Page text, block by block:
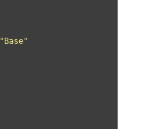
"Base"